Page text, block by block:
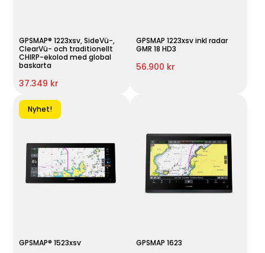
GPSMAP® 1223xsv, SideVü-,
ClearVü- och traditionellt
CHIRP-ekolod med global
baskarta
37.349 kr
GPSMAP 1223xsv inkl radar
GMR 18 HD3
56.900 kr
Nyhet!
GPSMAP® 1523xsv GPSMAP 1623